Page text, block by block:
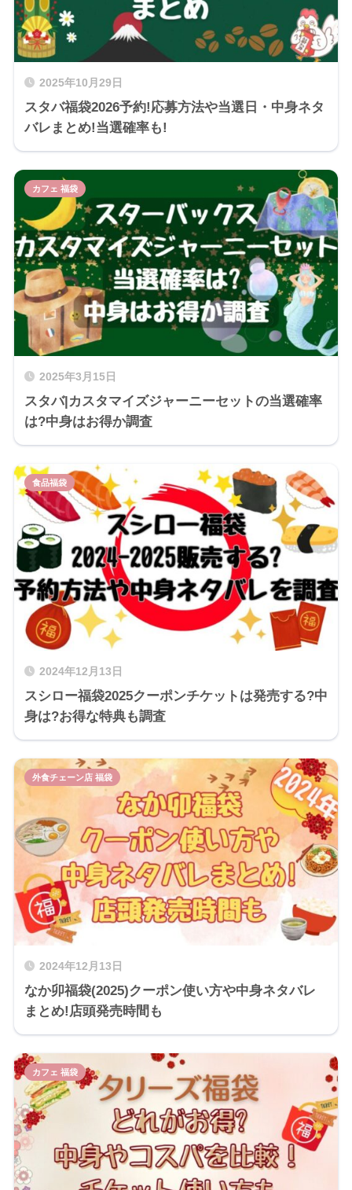
2025年10月29日
スタバ福袋2026予約!応募方法や当選日・中身ネタ
バレまとめ!当選確率も!
2025年3月15日
スタバ|カスタマイズジャーニーセットの当選確率
は?中身はお得か調査
カフェ 福袋
2024年12月13日
スシロー福袋2025クーポンチケットは発売する?中
身は?お得な特典も調査
食品福袋
2024年12月13日
なか卯福袋(2025)クーポン使い方や中身ネタバレ
まとめ!店頭発売時間も
外食チェーン店 福袋
カフェ 福袋